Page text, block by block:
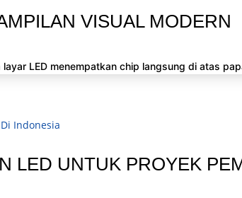
VISUAL MODERN
LED menempatkan chip langsung di atas
LED UNTUK PROYEK